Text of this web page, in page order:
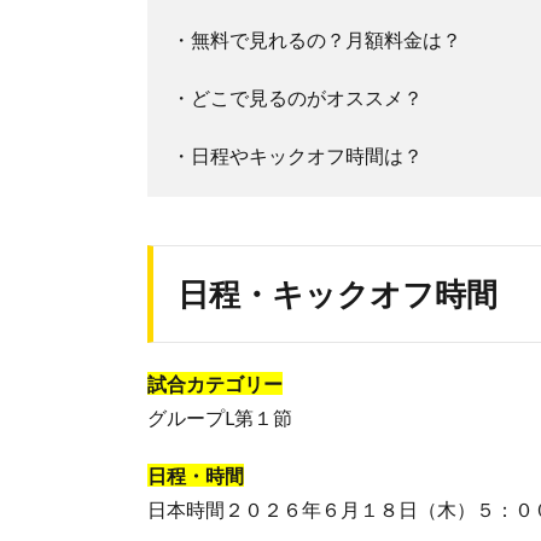
・無料で見れるの？月額料金は？
・どこで見るのがオススメ？
・日程やキックオフ時間は？
日程・キックオフ時間
試合カテゴリー
グループL第１節
日程・時間
日本時間２０２６年６月１８日（木）５：０